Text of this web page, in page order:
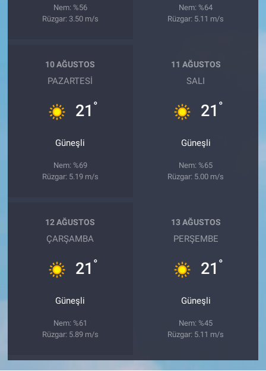
Nem: %56
Rüzgar: 3.50 m/s
Nem: %64
Rüzgar: 5.11 m/s
10 AĞUSTOS
PAZARTESI
21 °
Güneşli
Nem: %69
Rüzgar: 5.19 m/s
11 AĞUSTOS
SALI
21 °
Güneşli
Nem: %65
Rüzgar: 5.00 m/s
12 AĞUSTOS
ÇARŞAMBA
21 °
Güneşli
Nem: %61
Rüzgar: 5.89 m/s
13 AĞUSTOS
PERŞEMBE
21 °
Güneşli
Nem: %45
Rüzgar: 5.11 m/s